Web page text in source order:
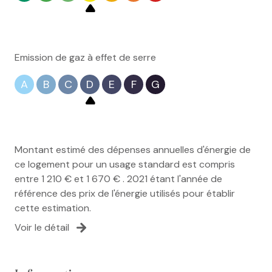
Emission de gaz à effet de serre
A B C D E F G
Montant estimé des dépenses annuelles d'énergie de
ce logement pour un usage standard est compris
entre 1 210 € et 1 670 € . 2021 étant l'année de
référence des prix de l'énergie utilisés pour établir
cette estimation.
Voir le détail